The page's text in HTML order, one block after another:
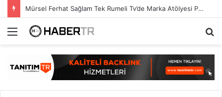
Mürsel Ferhat Sağlam Tek Rumeli Tv’de Marka Atölyesi Programına Konuk Oldu
Menü